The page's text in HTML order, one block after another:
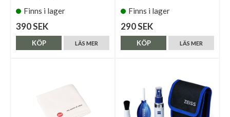
Finns i lager
390 SEK
LÄS MER
KÖP
Finns i lager
290 SEK
LÄS MER
KÖP